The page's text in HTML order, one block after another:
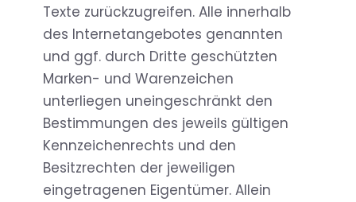
Texte zurückzugreifen. Alle innerhalb
des Internetangebotes genannten
und ggf. durch Dritte geschützten
Marken- und Warenzeichen
unterliegen uneingeschränkt den
Bestimmungen des jeweils gültigen
Kennzeichenrechts und den
Besitzrechten der jeweiligen
eingetragenen Eigentümer. Allein